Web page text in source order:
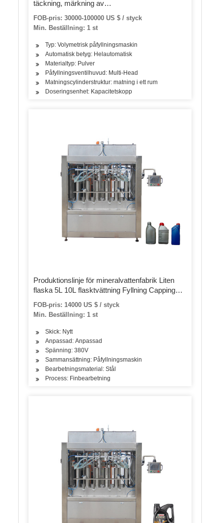
täckning, märkning av
FOB-pris: 30000-100000 US $ / styck
Min. Beställning: 1 st
Typ: Volymetrisk påfyllningsmaskin
Automatisk betyg: Helautomatisk
Materialtyp: Pulver
Påfyllningsventilhuvud: Multi-Head
Matningscylinderstruktur: matning i ett rum
Doseringsenhet: Kapacitetskopp
Produktionslinje för mineralvattenfabrik Liten
flaska 5L 10L flasktvättning Fyllning Capping
Märkning förpackningsmaskin
FOB-pris: 14000 US $ / styck
Min. Beställning: 1 st
Skick: Nytt
Anpassad: Anpassad
Spänning: 380V
Sammansättning: Påfyllningsmaskin
Bearbetningsmaterial: Stål
Process: Finbearbetning